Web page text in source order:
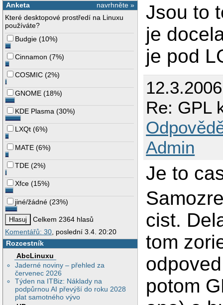
navrhněte »
Anketa
Které desktopové prostředí na Linuxu
používáte?
Budgie (10%)
Cinnamon (7%)
COSMIC (2%)
GNOME (18%)
KDE Plasma (30%)
LXQt (6%)
MATE (6%)
TDE (2%)
Xfce (15%)
jiné/žádné (23%)
Celkem 2364 hlasů
Komentářů: 30, poslední 3.4. 20:20
Rozcestník
AbcLinuxu
Jaderné noviny – přehled za
červenec 2026
Týden na ITBiz: Náklady na
podpůrnou AI převýší do roku 2028
plat samotného vývo
Jsou to
je
je pod
Re: GPL
Admin
Je to
cist.
tom
potom